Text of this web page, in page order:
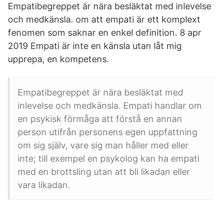
Empatibegreppet är nära besläktat med inlevelse
och medkänsla. om att empati är ett komplext
fenomen som saknar en enkel definition. 8 apr
2019 Empati är inte en känsla utan låt mig
upprepa, en kompetens.
Empatibegreppet är nära besläktat med
inlevelse och medkänsla. Empati handlar om
en psykisk förmåga att förstå en annan
person utifrån personens egen uppfattning
om sig själv, vare sig man håller med eller
inte; till exempel en psykolog kan ha empati
med en brottsling utan att bli likadan eller
vara likadan.